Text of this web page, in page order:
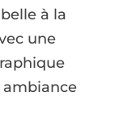
à la
une
ambiance